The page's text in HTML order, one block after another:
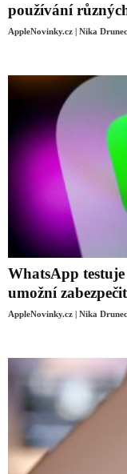
používání
AppleNovinky.cz | Nika
WhatsApp
umožní
AppleNovinky.cz | Nika